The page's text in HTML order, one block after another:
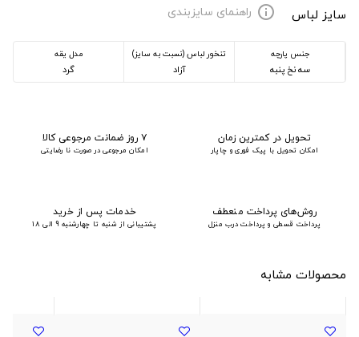
سایز لباس
info راهنمای سایزبندی
جنس پارچه
سه نخ پنبه
تنخور لباس (نسبت به سایز)
آزاد
مدل یقه
گرد
تحویل در کمترین زمان
امکان تحویل با پیک فوری و چاپار
۷ روز ضمانت مرجوعی کالا
امکان مرجوعی در صورت نا رضایتی
روش‌های پرداخت منعطف
پرداخت قسطی و پرداخت درب منزل
خدمات پس از خرید
پشتیبانی از شنبه تا چهارشنبه 9 الی 18
محصولات مشابه